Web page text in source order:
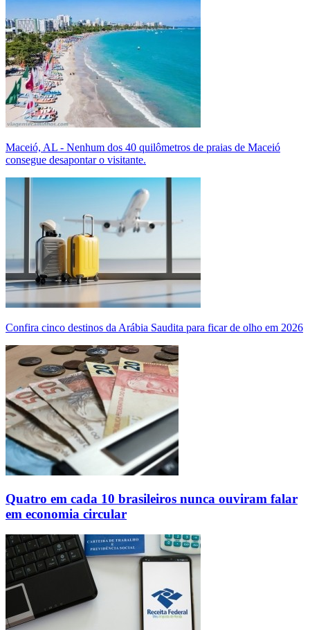
Maceió, AL - Nenhum dos 40 quilômetros de praias de Maceió
consegue desapontar o visitante.
Confira cinco destinos da Arábia Saudita para ficar de olho em 2026
Quatro em cada 10 brasileiros nunca ouviram falar
em economia circular